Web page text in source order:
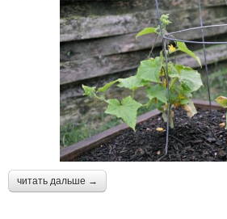
читать дальше →